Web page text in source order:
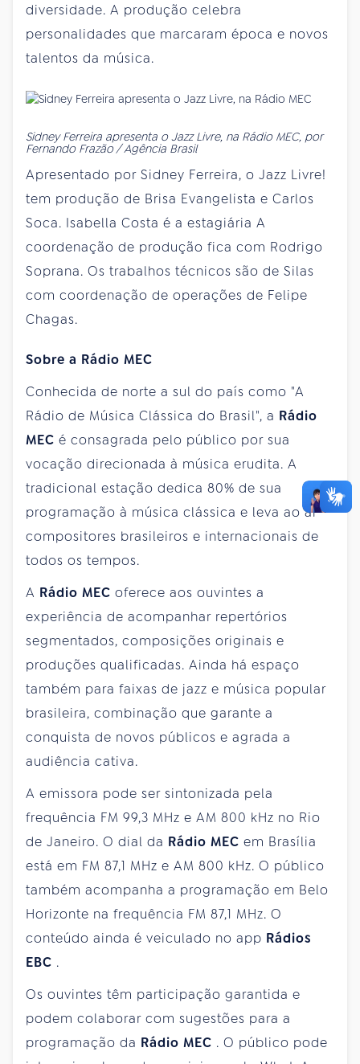
diversidade. A produção celebra
personalidades que marcaram época e novos
talentos da música.
Sidney Ferreira apresenta o Jazz Livre, na Rádio MEC, por
Fernando Frazão / Agência Brasil
Apresentado por Sidney Ferreira, o Jazz Livre!
tem produção de Brisa Evangelista e Carlos
Soca. Isabella Costa é a estagiária A
coordenação de produção fica com Rodrigo
Soprana. Os trabalhos técnicos são de Silas
com coordenação de operações de Felipe
Chagas.
Sobre a Rádio MEC
Conhecida de norte a sul do país como "A
Rádio de Música Clássica do Brasil", a Rádio
MEC é consagrada pelo público por sua
vocação direcionada à música erudita. A
tradicional estação dedica 80% de sua
programação à música clássica e leva ao ar
compositores brasileiros e internacionais de
todos os tempos.
A Rádio MEC oferece aos ouvintes a
experiência de acompanhar repertórios
segmentados, composições originais e
produções qualificadas. Ainda há espaço
também para faixas de jazz e música popular
brasileira, combinação que garante a
conquista de novos públicos e agrada a
audiência cativa.
A emissora pode ser sintonizada pela
frequência FM 99,3 MHz e AM 800 kHz no Rio
de Janeiro. O dial da Rádio MEC em Brasília
está em FM 87,1 MHz e AM 800 kHz. O público
também acompanha a programação em Belo
Horizonte na frequência FM 87,1 MHz. O
conteúdo ainda é veiculado no app Rádios
EBC .
Os ouvintes têm participação garantida e
podem colaborar com sugestões para a
programação da Rádio MEC . O público pode